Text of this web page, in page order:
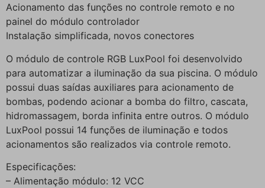
Acionamento das funções no controle remoto e no
painel do módulo controlador
Instalação simplificada, novos conectores
O módulo de controle RGB LuxPool foi desenvolvido
para automatizar a iluminação da sua piscina. O módulo
possui duas saídas auxiliares para acionamento de
bombas, podendo acionar a bomba do filtro, cascata,
hidromassagem, borda infinita entre outros. O módulo
LuxPool possui 14 funções de iluminação e todos
acionamentos são realizados via controle remoto.
Especificações:
– Alimentação módulo: 12 VCC